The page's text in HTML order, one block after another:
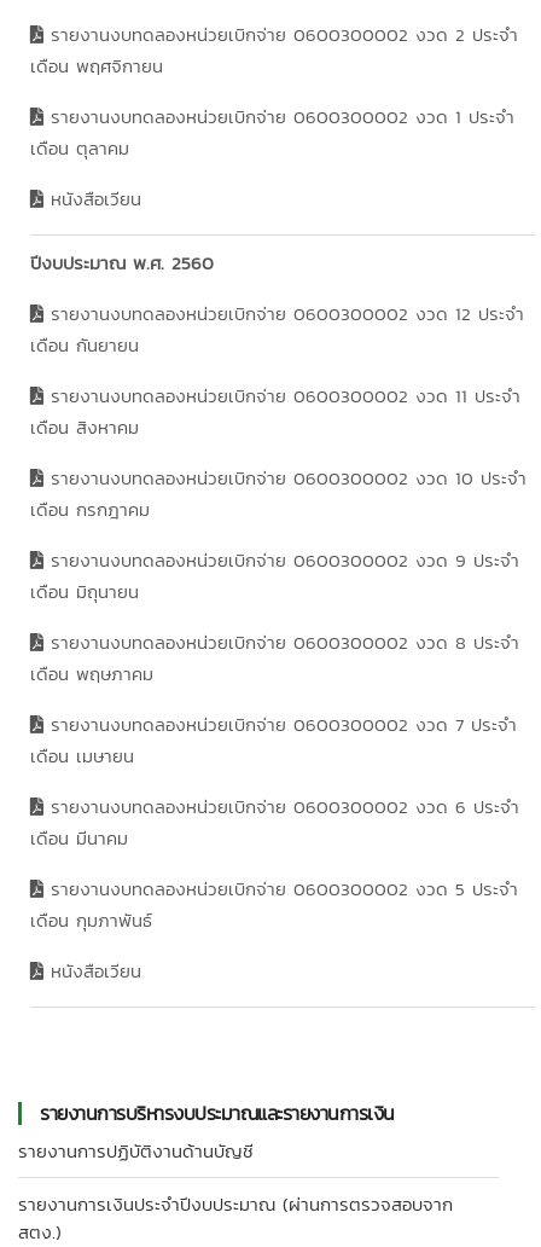
รายงานการบริหารงบประมาณและรายงานการเงิน
รายงานการปฏิบัติงานด้านบัญชี
รายงานการเงินประจำปีงบประมาณ (ผ่านการตรวจสอบจาก
สตง.)
รายงานงบทดลองหน่วยเบิกจ่าย 0600300002 งวด 2 ประจำ
เดือน พฤศจิกายน
รายงานงบทดลองหน่วยเบิกจ่าย 0600300002 งวด 1 ประจำ
เดือน ตุลาคม
หนังสือเวียน
ปีงบประมาณ พ.ศ. 2560
รายงานงบทดลองหน่วยเบิกจ่าย 0600300002 งวด 12 ประจำ
เดือน กันยายน
รายงานงบทดลองหน่วยเบิกจ่าย 0600300002 งวด 11 ประจำ
เดือน สิงหาคม
รายงานงบทดลองหน่วยเบิกจ่าย 0600300002 งวด 10 ประจำ
เดือน กรกฎาคม
รายงานงบทดลองหน่วยเบิกจ่าย 0600300002 งวด 9 ประจำ
เดือน มิถุนายน
รายงานงบทดลองหน่วยเบิกจ่าย 0600300002 งวด 8 ประจำ
เดือน พฤษภาคม
รายงานงบทดลองหน่วยเบิกจ่าย 0600300002 งวด 7 ประจำ
เดือน เมษายน
รายงานงบทดลองหน่วยเบิกจ่าย 0600300002 งวด 6 ประจำ
เดือน มีนาคม
รายงานงบทดลองหน่วยเบิกจ่าย 0600300002 งวด 5 ประจำ
เดือน กุมภาพันธ์
หนังสือเวียน